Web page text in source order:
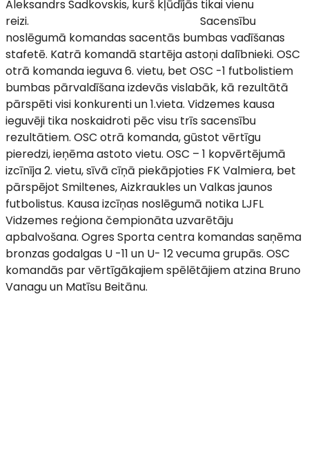
Aleksandrs Sadkovskis, kurš kļūdījās tikai vienu
reizi. Sacensību
noslēgumā komandas sacentās bumbas vadīšanas
stafetē. Katrā komandā startēja astoņi dalībnieki. OSC
otrā komanda ieguva 6. vietu, bet OSC -1 futbolistiem
bumbas pārvaldīšana izdevās vislabāk, kā rezultātā
pārspēti visi konkurenti un 1.vieta. Vidzemes kausa
ieguvēji tika noskaidroti pēc visu trīs sacensību
rezultātiem. OSC otrā komanda, gūstot vērtīgu
pieredzi, ieņēma astoto vietu. OSC – 1 kopvērtējumā
izcīnīja 2. vietu, sīvā cīņā piekāpjoties FK Valmiera, bet
pārspējot Smiltenes, Aizkraukles un Valkas jaunos
futbolistus. Kausa izcīņas noslēgumā notika LJFL
Vidzemes reģiona čempionāta uzvarētāju
apbalvošana. Ogres Sporta centra komandas saņēma
bronzas godalgas U -11 un U- 12 vecuma grupās. OSC
komandās par vērtīgākajiem spēlētājiem atzina Bruno
Vanagu un Matīsu Beitānu.